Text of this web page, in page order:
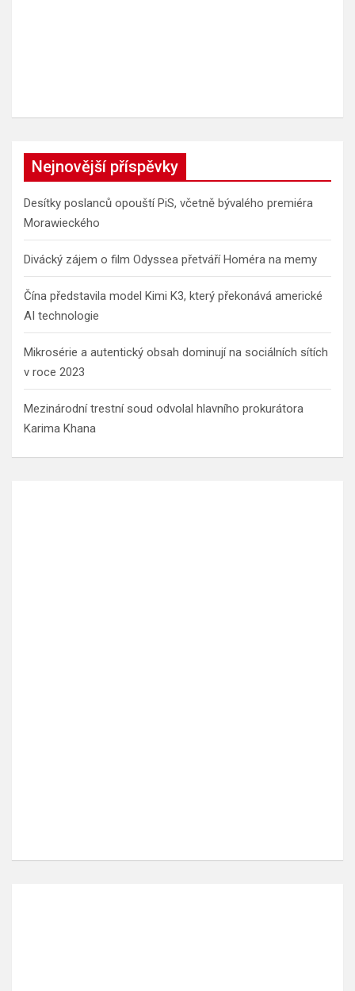
Nejnovější příspěvky
Desítky poslanců opouští PiS, včetně bývalého premiéra
Morawieckého
Divácký zájem o film Odyssea přetváří Homéra na memy
Čína představila model Kimi K3, který překonává americké
AI technologie
Mikrosérie a autentický obsah dominují na sociálních sítích
v roce 2023
Mezinárodní trestní soud odvolal hlavního prokurátora
Karima Khana